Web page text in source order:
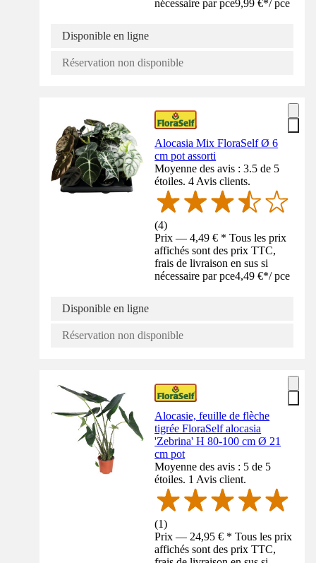
nécessaire par pce9,99 €*/ pce
Disponible en ligne
Réservation non disponible
Alocasia Mix FloraSelf Ø 6
cm pot assorti
Moyenne des avis : 3.5 de 5
étoiles. 4 Avis clients.
(4)
Prix — 4,49 € * Tous les prix
affichés sont des prix TTC,
frais de livraison en sus si
nécessaire par pce4,49 €*/ pce
Disponible en ligne
Réservation non disponible
Alocasie, feuille de flèche
tigrée FloraSelf alocasia
'Zebrina' H 80-100 cm Ø 21
cm pot
Moyenne des avis : 5 de 5
étoiles. 1 Avis client.
(1)
Prix — 24,95 € * Tous les prix
affichés sont des prix TTC,